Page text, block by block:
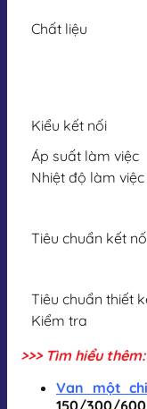
Chất liệu
Kiểu kết nối
Áp suất làm việc
Nhiệt độ làm việc
Tiêu chuẩn kết
Tiêu chuẩn thiết
Kiểm tra
>>> Tìm hiểu thêm:
Van một
150/300/600